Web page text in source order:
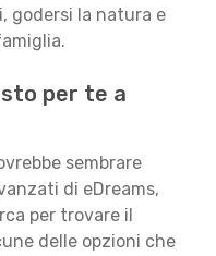
godersi la natura e
per te a
sembrare
di eDreams,
per trovare il
delle opzioni che